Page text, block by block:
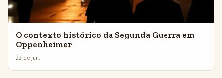
O contexto histórico da Segunda Guerra em
Oppenheimer
22 de jun.